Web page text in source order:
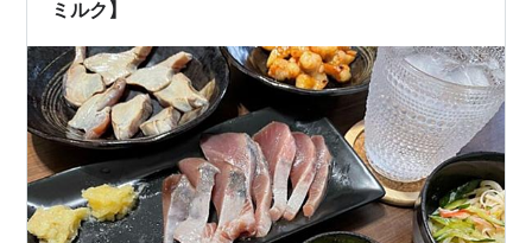
ミルク】